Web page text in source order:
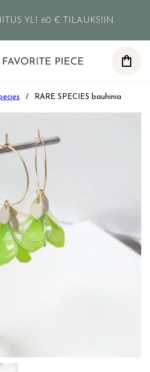
YLI 60 € TILAUKSIIN.
/ RARE SPECIES bauhinia